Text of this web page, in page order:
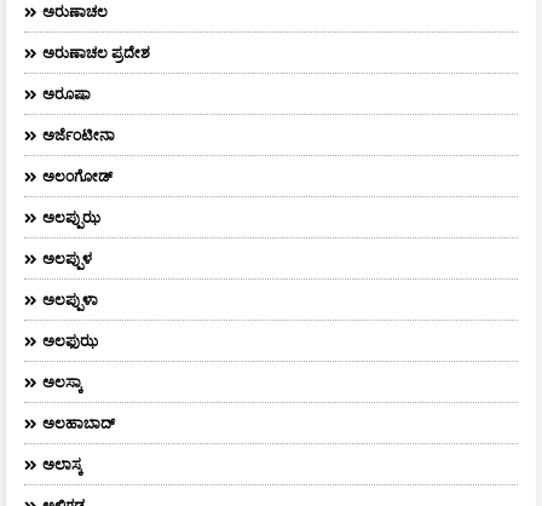
ಅರುಣಾಚಲ
ಅರುಣಾಚಲ ಪ್ರದೇಶ
ಅರೂಷಾ
ಅರ್ಜೆಂಟೀನಾ
ಅಲಂಗೋಡ್
ಅಲಪ್ಪುಝ
ಅಲಪ್ಪುಳ
ಅಲಪ್ಪುಳಾ
ಅಲಫುಝ
ಅಲಸ್ಕಾ
ಅಲಹಾಬಾದ್
ಅಲಾಸ್ಕ